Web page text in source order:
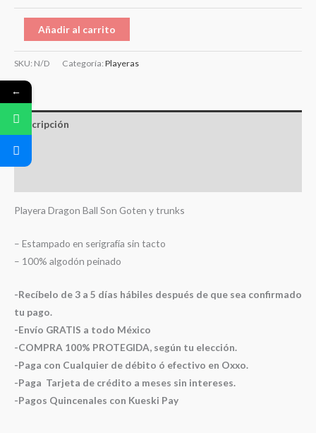
Añadir al carrito
SKU: N/D Categoría: Playeras
Descripción
Información adicional
Playera Dragon Ball Son Goten y trunks
– Estampado en serigrafía sin tacto
– 100% algodón peinado
-Recíbelo de 3 a 5 días hábiles después de que sea confirmado
tu pago.
-Envío GRATIS a todo México
-COMPRA 100% PROTEGIDA, según tu elección.
-Paga con Cualquier de débito ó efectivo en Oxxo.
-Paga Tarjeta de crédito a meses sin intereses.
-Pagos Quincenales con Kueski Pay
←